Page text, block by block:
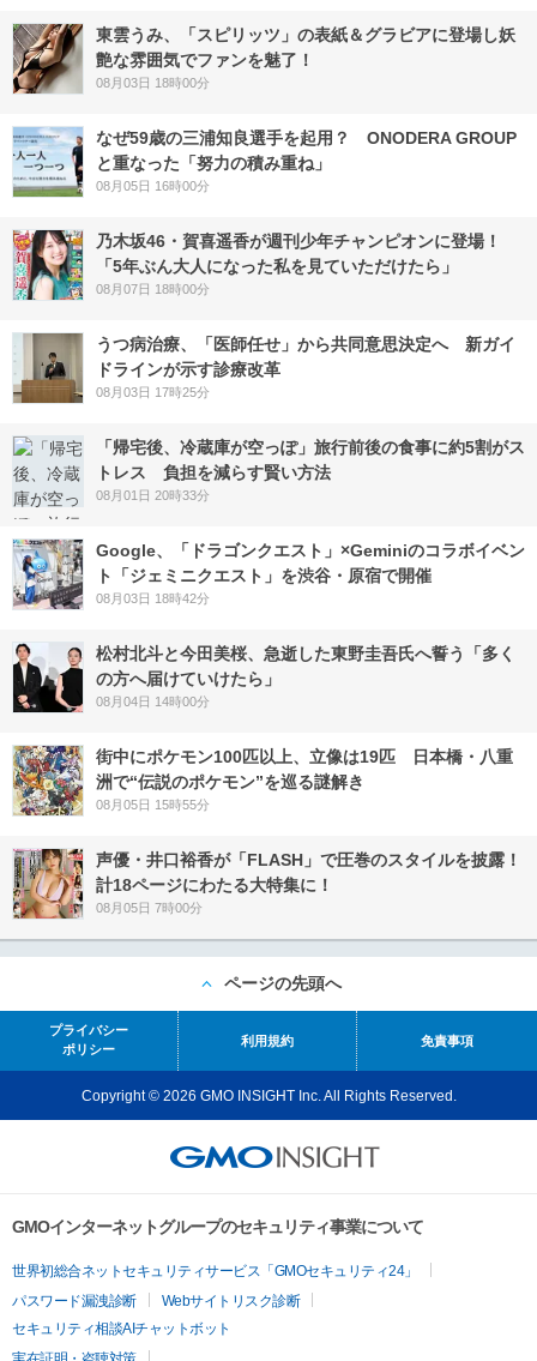
東雲うみ、「スピリッツ」の表紙＆グラビアに登場し妖
艶な雰囲気でファンを魅了！
08月03日 18時00分
なぜ59歳の三浦知良選手を起用？ ONODERA GROUP
と重なった「努力の積み重ね」
08月05日 16時00分
乃木坂46・賀喜遥香が週刊少年チャンピオンに登場！
「5年ぶん大人になった私を見ていただけたら」
08月07日 18時00分
うつ病治療、「医師任せ」から共同意思決定へ 新ガイ
ドラインが示す診療改革
08月03日 17時25分
「帰宅後、冷蔵庫が空っぽ」旅行前後の食事に約5割がス
トレス 負担を減らす賢い方法
08月01日 20時33分
Google、「ドラゴンクエスト」×Geminiのコラボイベン
ト「ジェミニクエスト」を渋谷・原宿で開催
08月03日 18時42分
松村北斗と今田美桜、急逝した東野圭吾氏へ誓う「多く
の方へ届けていけたら」
08月04日 14時00分
街中にポケモン100匹以上、立像は19匹 日本橋・八重
洲で“伝説のポケモン”を巡る謎解き
08月05日 15時55分
声優・井口裕香が「FLASH」で圧巻のスタイルを披露！
計18ページにわたる大特集に！
08月05日 7時00分
ページの先頭へ
プライバシー
ポリシー
利用規約 免責事項
Copyright © 2026 GMO INSIGHT Inc. All Rights Reserved.
GMOインターネットグループのセキュリティ事業について
世界初総合ネットセキュリティサービス「GMOセキュリティ24」
パスワード漏洩診断
Webサイトリスク診断
セキュリティ相談AIチャットボット